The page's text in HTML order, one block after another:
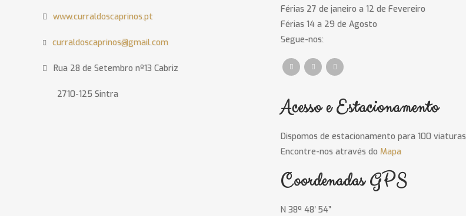
www.curraldoscaprinos.pt
curraldoscaprinos@gmail.com
Rua 28 de Setembro nº13 Cabriz
2710-125 Sintra
Férias 27 de janeiro a 12 de Fevereiro
Férias 14 a 29 de Agosto
Segue-nos:
Acesso e Estacionamento
Dispomos de estacionamento para 100 viaturas
Encontre-nos através do Mapa
Coordenadas GPS
N 38º 48′ 54”